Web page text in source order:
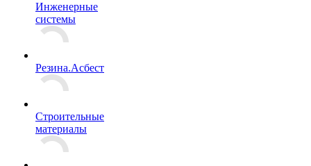
Инженерные
системы
Резина.Асбест
Строительные
материалы